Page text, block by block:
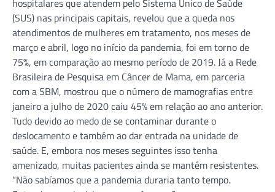
(SUS) nas principais capitais, revelou que a queda nos
atendimentos de mulheres em tratamento, nos meses de
março e abril, logo no início da pandemia, foi em torno de
75%, em comparação ao mesmo período de 2019. Já a Rede
Brasileira de Pesquisa em Câncer de Mama, em parceria
com a SBM, mostrou que o número de mamografias entre
janeiro a julho de 2020 caiu 45% em relação ao ano anterior.
Tudo devido ao medo de se contaminar durante o
deslocamento e também ao dar entrada na unidade de
saúde. E, embora nos meses seguintes isso tenha
amenizado, muitas pacientes ainda se mantêm resistentes.
“Não sabíamos que a pandemia duraria tanto tempo.